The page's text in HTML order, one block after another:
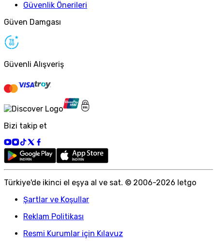
Güvenlik Önerileri
Güven Damgası
Güvenli Alışveriş
Bizi takip et
Türkiye'de ikinci el eşya al ve sat. © 2006-2026 letgo
Şartlar ve Koşullar
Reklam Politikası
Resmi Kurumlar için Kılavuz